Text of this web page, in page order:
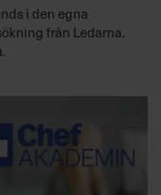
i den egna
från Ledarna.